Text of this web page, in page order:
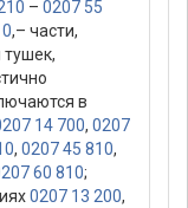
– 0207 55
,– части,
в
14 700, 0207
, 0207 45 810,
60 810;
0207 13 200,